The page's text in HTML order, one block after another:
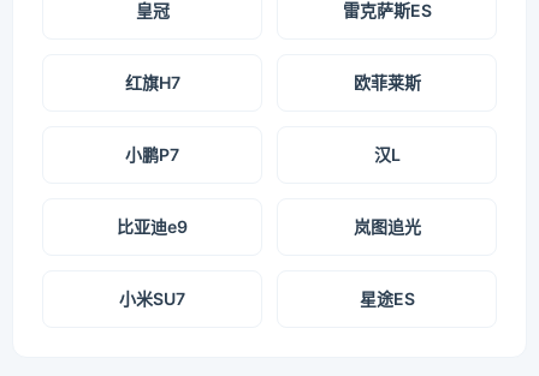
皇冠 雷克萨斯ES
红旗H7 欧菲莱斯
小鹏P7 汉L
比亚迪e9 岚图追光
小米SU7 星途ES